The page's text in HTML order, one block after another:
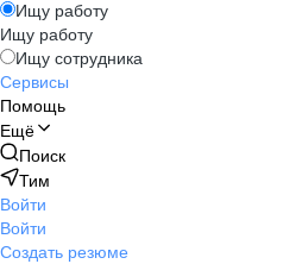
Ищу работу
Ищу работу
Ищу сотрудника
Сервисы
Помощь
Ещё
Поиск
Тим
Войти
Войти
Создать резюме